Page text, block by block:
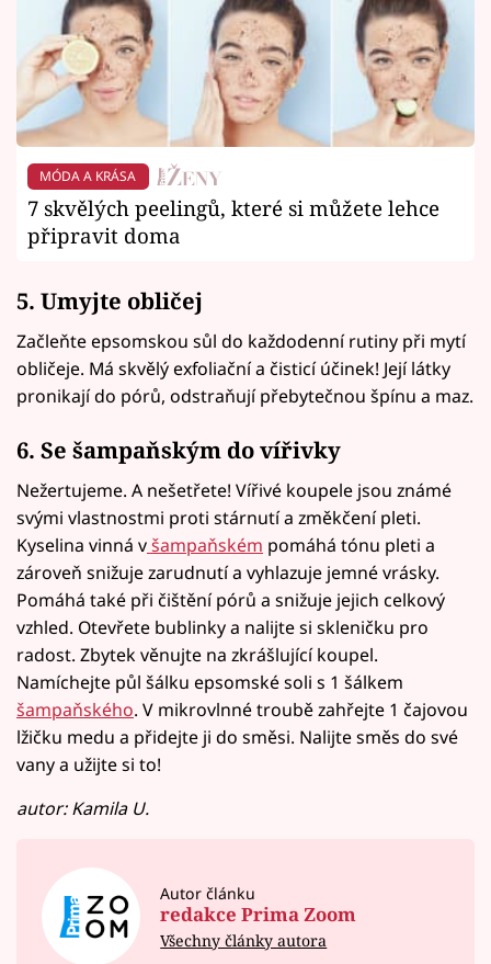
MÓDA A KRÁSA
7 skvělých peelingů, které si můžete lehce
připravit doma
5. Umyjte obličej
Začleňte epsomskou sůl do každodenní rutiny při mytí
obličeje. Má skvělý exfoliační a čisticí účinek! Její látky
pronikají do pórů, odstraňují přebytečnou špínu a maz.
6. Se šampaňským do vířivky
Nežertujeme. A nešetřete! Vířivé koupele jsou známé
svými vlastnostmi proti stárnutí a změkčení pleti.
Kyselina vinná všampaňském pomáhá tónu pleti a
zároveň snižuje zarudnutí a vyhlazuje jemné vrásky.
Pomáhá také při čištění pórů a snižuje jejich celkový
vzhled. Otevřete bublinky a nalijte si skleničku pro
radost. Zbytek věnujte na zkrášlující koupel.
Namíchejte půl šálku epsomské soli s 1 šálkem
šampaňského. V mikrovlnné troubě zahřejte 1 čajovou
lžičku medu a přidejte ji do směsi. Nalijte směs do své
vany a užijte si to!
autor: Kamila U.
Autor článku
redakce Prima Zoom
Všechny články autora